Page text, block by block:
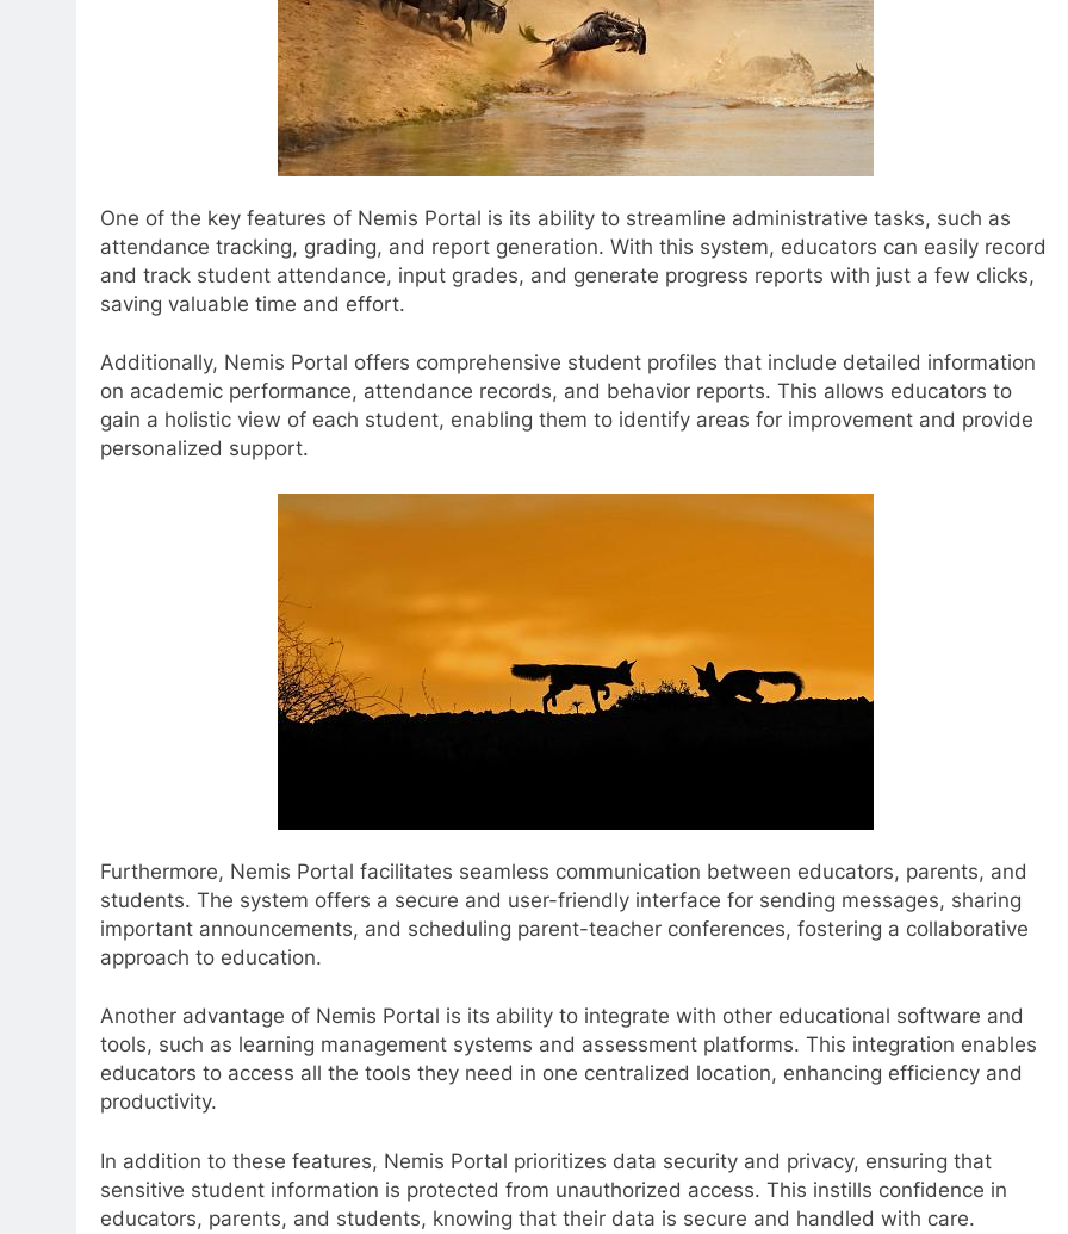
One of the key features of Nemis Portal is its ability to streamline administrative tasks, such as
attendance tracking, grading, and report generation. With this system, educators can easily record
and track student attendance, input grades, and generate progress reports with just a few clicks,
saving valuable time and effort.
Additionally, Nemis Portal offers comprehensive student profiles that include detailed information
on academic performance, attendance records, and behavior reports. This allows educators to
gain a holistic view of each student, enabling them to identify areas for improvement and provide
personalized support.
Furthermore, Nemis Portal facilitates seamless communication between educators, parents, and
students. The system offers a secure and user-friendly interface for sending messages, sharing
important announcements, and scheduling parent-teacher conferences, fostering a collaborative
approach to education.
Another advantage of Nemis Portal is its ability to integrate with other educational software and
tools, such as learning management systems and assessment platforms. This integration enables
educators to access all the tools they need in one centralized location, enhancing efficiency and
productivity.
In addition to these features, Nemis Portal prioritizes data security and privacy, ensuring that
sensitive student information is protected from unauthorized access. This instills confidence in
educators, parents, and students, knowing that their data is secure and handled with care.